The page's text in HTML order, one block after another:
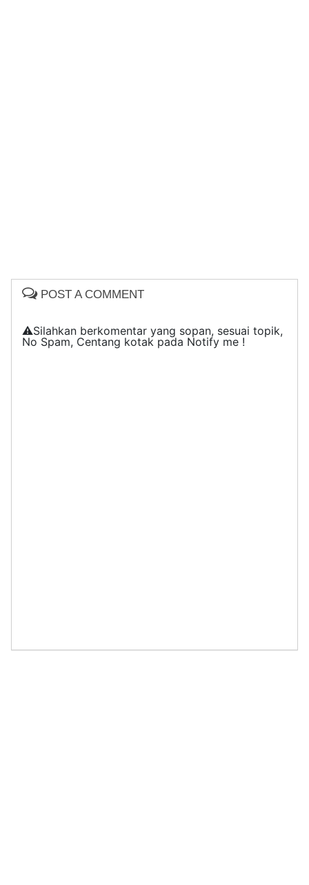
POST A COMMENT
⚠️Silahkan berkomentar yang sopan, sesuai topik,
No Spam, Centang kotak pada Notify me !